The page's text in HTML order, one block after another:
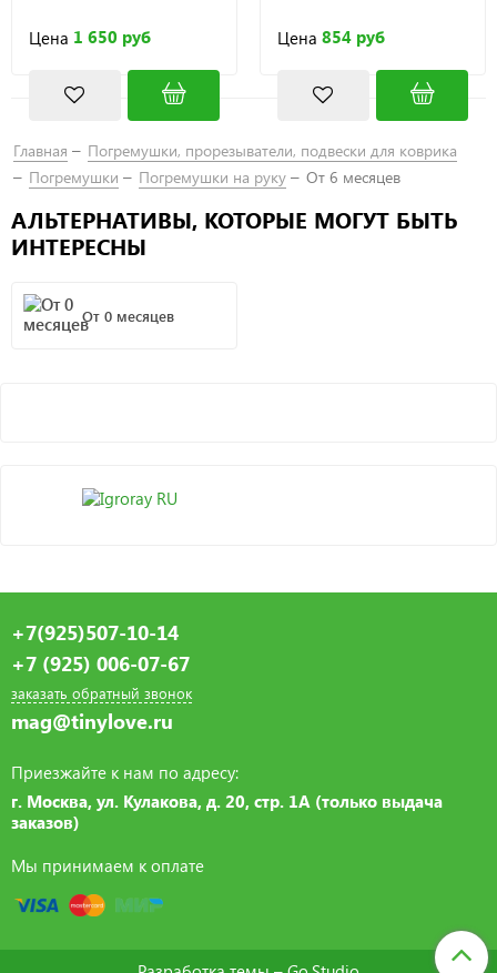
Цена 1 650 руб Цена 854 руб
Главная
Погремушки, прорезыватели, подвески для коврика
Погремушки
Погремушки на руку От 6 месяцев
АЛЬТЕРНАТИВЫ, КОТОРЫЕ МОГУТ БЫТЬ
ИНТЕРЕСНЫ
От 0 месяцев
+7(925)507-10-14
+7 (925) 006-07-67
заказать обратный звонок
mag@tinylove.ru
Приезжайте к нам по адресу:
г. Москва, ул. Кулакова, д. 20, стр. 1А (только выдача
заказов)
Мы принимаем к оплате